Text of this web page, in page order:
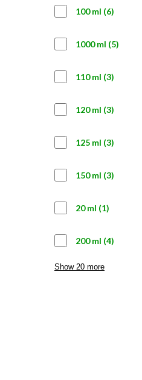
100 ml 66
1000 ml 55
110 ml 33
120 ml 33
125 ml 33
150 ml 33
20 ml 11
200 ml 44
Show 20 more